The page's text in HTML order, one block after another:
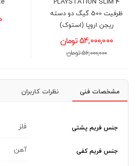
i5-12400 Alder Lake
32,400,000 تومان
33,000,000 تومان
مشخصات فنی نظرات کاربران
جنس فریم پشتی فلز
جنس فریم کفی آهن